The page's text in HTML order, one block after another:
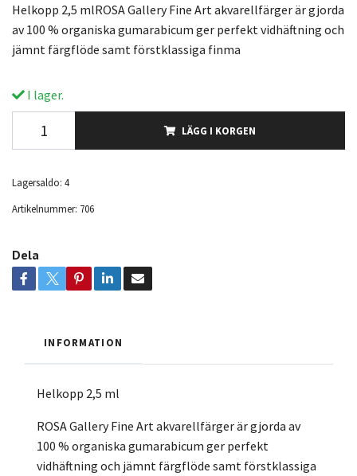
Helkopp 2,5 mlROSA Gallery Fine Art akvarellfärger är gjorda
av 100 % organiska gumarabicum ger perfekt vidhäftning och
jämnt färgflöde samt förstklassiga finma
I lager.
LÄGG I KORGEN
Lagersaldo: 4
Artikelnummer: 706
Dela
INFORMATION
Helkopp 2,5 ml
ROSA Gallery Fine Art akvarellfärger är gjorda av
100 % organiska gumarabicum ger perfekt
vidhäftning och jämnt färgflöde samt förstklassiga